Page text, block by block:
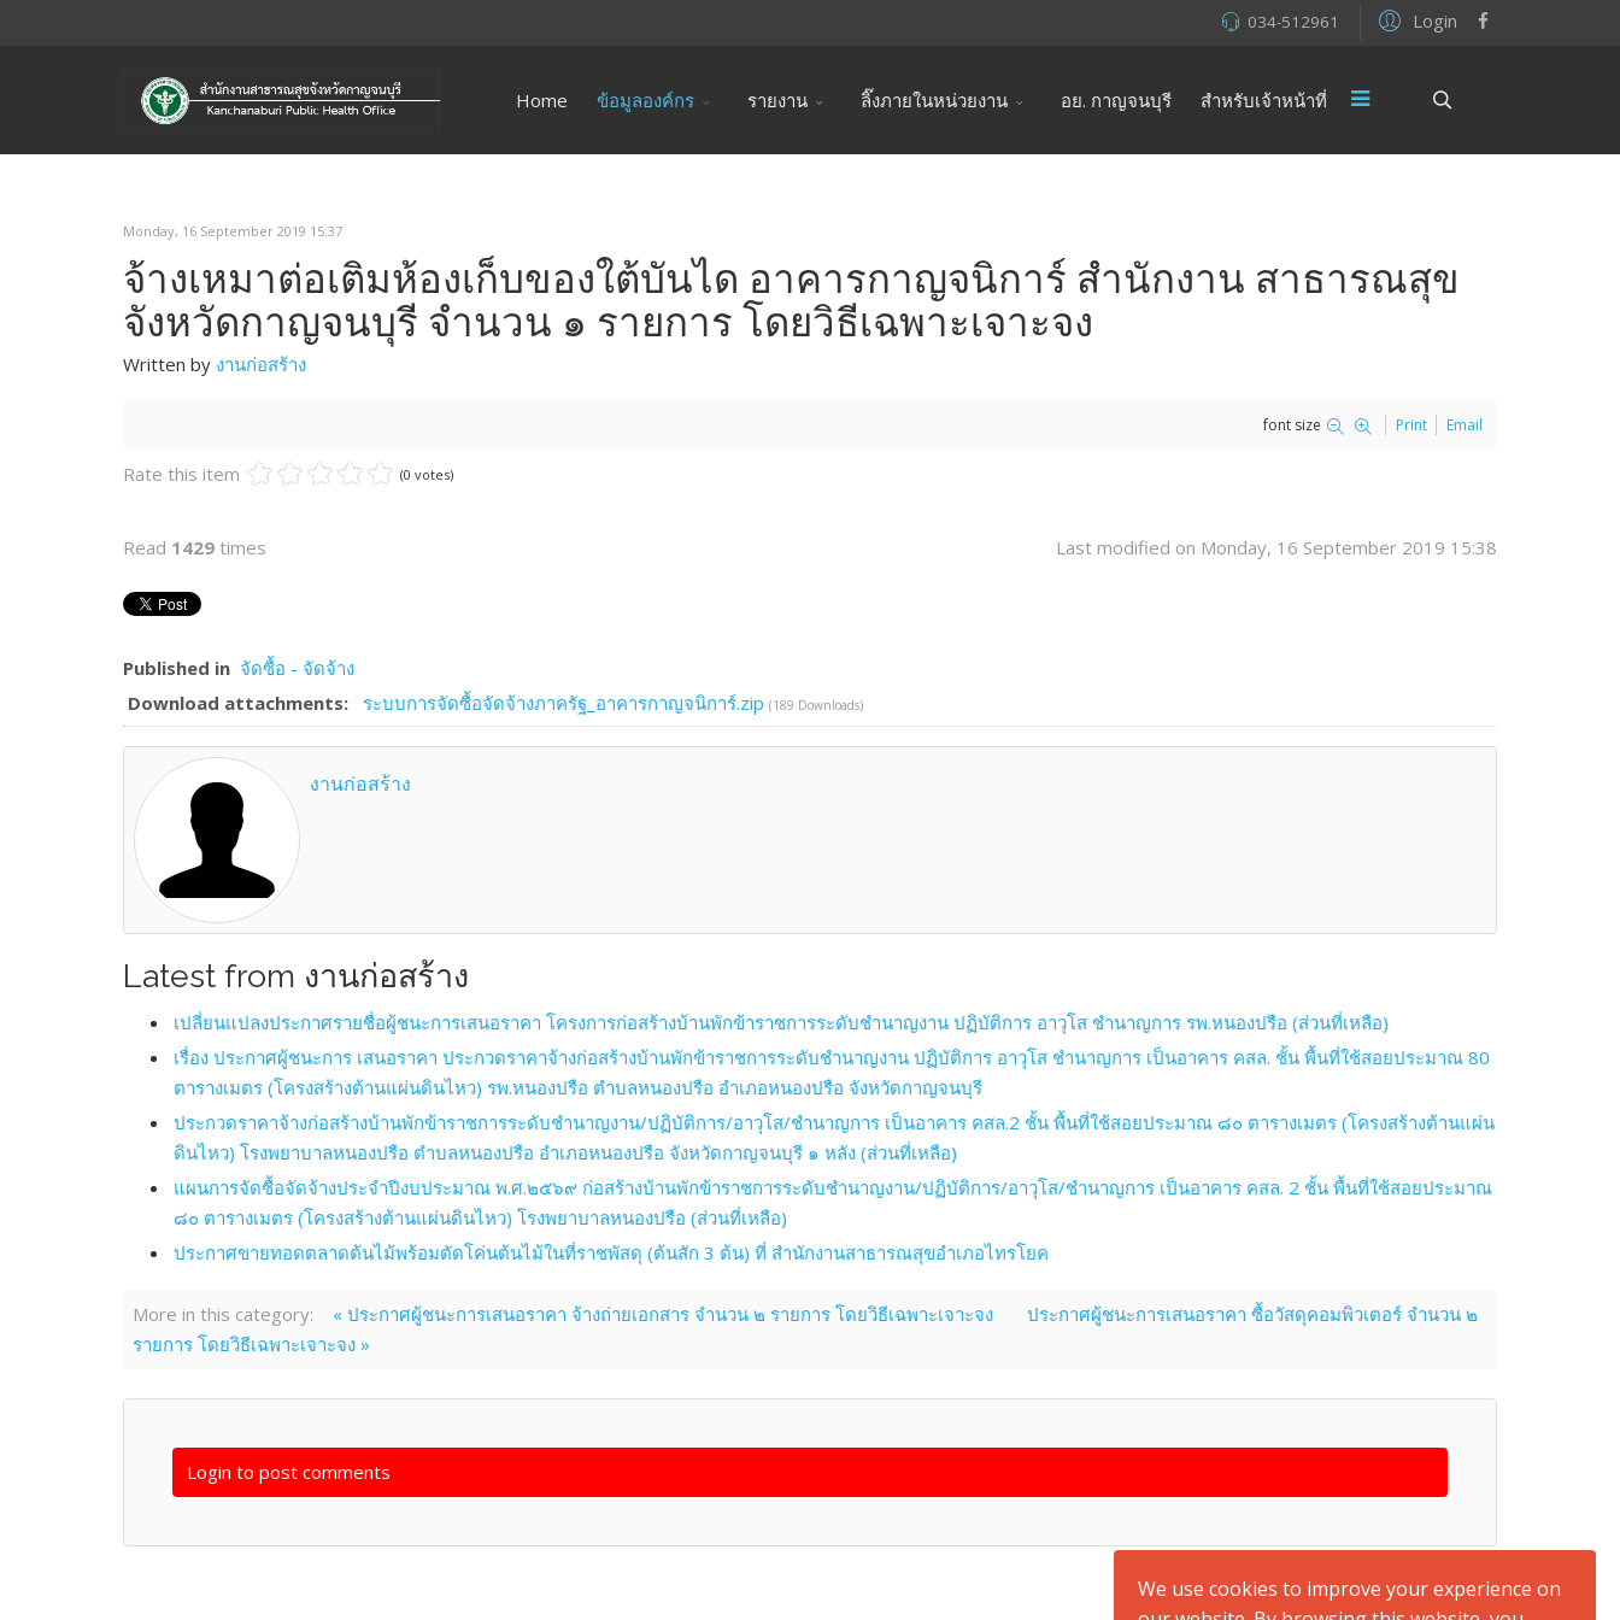
Login
034-512961
Home ข้อมูลองค์กร รายงาน ลิ๊งภายในหน่วยงาน อย. กาญจนบุรี สำหรับเจ้าหน้าที่
Monday, 16 September 2019 15:37
จ้างเหมาต่อเติมห้องเก็บของใต้บันได อาคารกาญจนิการ์ สำนักงาน สาธารณสุข
จังหวัดกาญจนบุรี จำนวน ๑ รายการ โดยวิธีเฉพาะเจาะจง
Written by งานก่อสร้าง
font size Print Email
Rate this item (0 votes)
Read 1429 times Last modified on Monday, 16 September 2019 15:38
Published in จัดซื้อ - จัดจ้าง
Download attachments:
ระบบการจัดซื้อจัดจ้างภาครัฐ_อาคารกาญจนิการ์.zip (189 Downloads)
งานก่อสร้าง
Latest from งานก่อสร้าง
เปลี่ยนแปลงประกาศรายชื่อผู้ชนะการเสนอราคา โครงการก่อสร้างบ้านพักข้าราชการระดับชำนาญงาน ปฏิบัติการ อาวุโส ชำนาญการ รพ.หนองปรือ (ส่วนที่เหลือ)
เรื่อง ประกาศผู้ชนะการ เสนอราคา ประกวดราคาจ้างก่อสร้างบ้านพักข้าราชการระดับชำนาญงาน ปฏิบัติการ อาวุโส ชำนาญการ เป็นอาคาร คสล. ชั้น พื้นที่ใช้สอยประมาณ 80
ตารางเมตร (โครงสร้างต้านแผ่นดินไหว) รพ.หนองปรือ ตำบลหนองปรือ อำเภอหนองปรือ จังหวัดกาญจนบุรี
ประกวดราคาจ้างก่อสร้างบ้านพักข้าราชการระดับชำนาญงาน/ปฏิบัติการ/อาวุโส/ชำนาญการ เป็นอาคาร คสล.2 ชั้น พื้นที่ใช้สอยประมาณ ๘๐ ตารางเมตร (โครงสร้างต้านแผ่น
ดินไหว) โรงพยาบาลหนองปรือ ตำบลหนองปรือ อำเภอหนองปรือ จังหวัดกาญจนบุรี ๑ หลัง (ส่วนที่เหลือ)
แผนการจัดซื้อจัดจ้างประจำปีงบประมาณ พ.ศ.๒๕๖๙ ก่อสร้างบ้านพักข้าราชการระดับชำนาญงาน/ปฏิบัติการ/อาวุโส/ชำนาญการ เป็นอาคาร คสล. 2 ชั้น พื้นที่ใช้สอยประมาณ
๘๐ ตารางเมตร (โครงสร้างต้านแผ่นดินไหว) โรงพยาบาลหนองปรือ (ส่วนที่เหลือ)
ประกาศขายทอดตลาดต้นไม้พร้อมตัดโค่นต้นไม้ในที่ราชพัสดุ (ต้นสัก 3 ต้น) ที่ สำนักงานสาธารณสุขอำเภอไทรโยค
More in this category: « ประกาศผู้ชนะการเสนอราคา จ้างถ่ายเอกสาร จำนวน ๒ รายการ โดยวิธีเฉพาะเจาะจง
ประกาศผู้ชนะการเสนอราคา ซื้อวัสดุคอมพิวเตอร์ จำนวน ๒
รายการ โดยวิธีเฉพาะเจาะจง »
Login to post comments
We use cookies to improve your experience on